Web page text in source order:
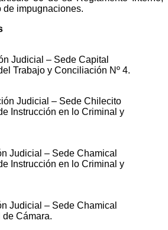
impugnaciones.
Judicial – Sede Capital
Trabajo y Conciliación Nº 4.
Judicial – Sede Chilecito
Instrucción en lo Criminal y
Judicial – Sede Chamical
Instrucción en lo Criminal y
Judicial – Sede Chamical
de Cámara.